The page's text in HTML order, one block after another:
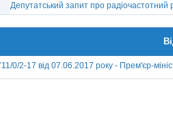
Депутатський запит про радіочастотний
0/2-17 від 07.06.2017 року - Прем'єр-